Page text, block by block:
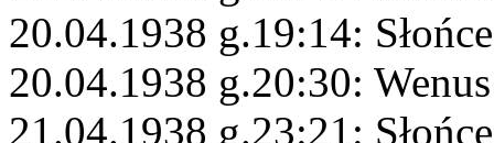
20.04.1938 g.19:14:
20.04.1938 g.20:30:
21.04.1938 g.23:21: